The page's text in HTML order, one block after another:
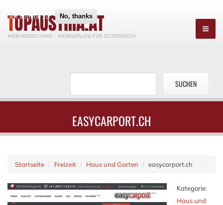
Ich stimme zu No, thanks
TOPAUSTRIA.AT
WEBVERZEICHNIS - WEBKATALOG FÜR ÖSTERREICH
EASYCARPORT.CH
Startseite Freizeit Haus und Garten easycarport.ch
Kategorie:
Haus und